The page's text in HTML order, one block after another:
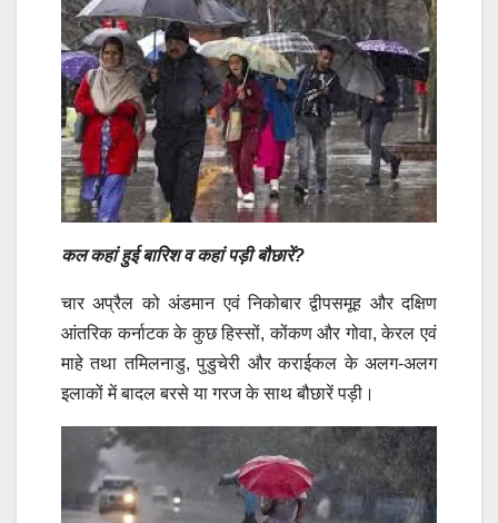
कल कहां हुई बारिश व कहां पड़ी बौछारें?
चार अप्रैल को अंडमान एवं निकोबार द्वीपसमूह और दक्षिण
आंतरिक कर्नाटक के कुछ हिस्सों, कोंकण और गोवा, केरल एवं
माहे तथा तमिलनाडु, पुडुचेरी और कराईकल के अलग-अलग
इलाकों में बादल बरसे या गरज के साथ बौछारें पड़ी।